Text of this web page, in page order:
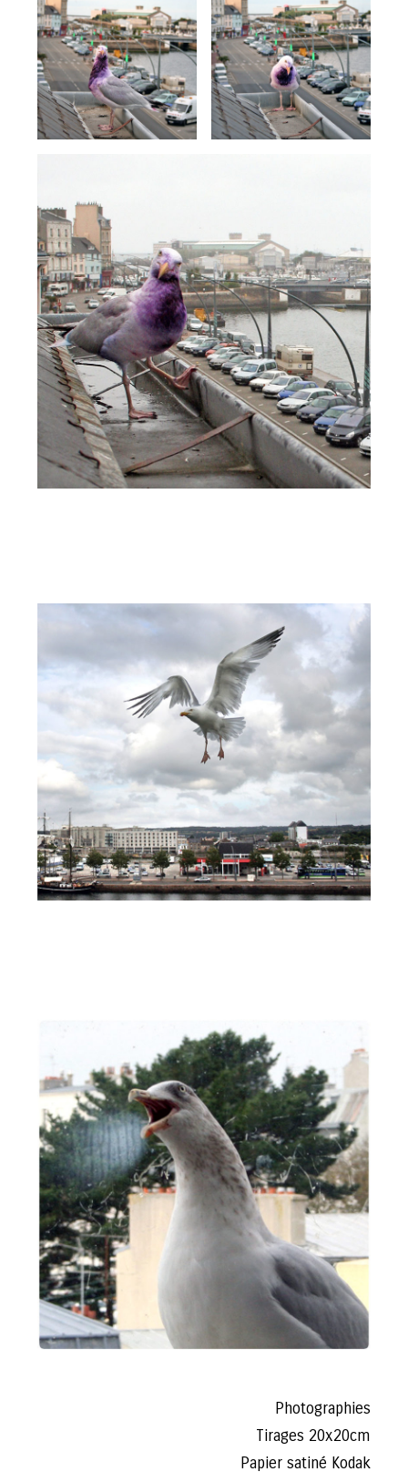
Photographies
Tirages 20x20cm
Papier satiné Kodak